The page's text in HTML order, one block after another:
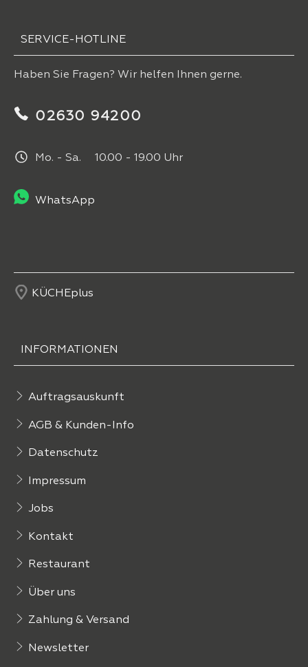
SERVICE-HOTLINE
Haben Sie Fragen? Wir helfen Ihnen gerne.
02630 94200
Mo. - Sa. 10.00 - 19.00 Uhr
WhatsApp
KÜCHEplus
INFORMATIONEN
Auftragsauskunft
AGB & Kunden-Info
Datenschutz
Impressum
Jobs
Kontakt
Restaurant
Über uns
Zahlung & Versand
Newsletter